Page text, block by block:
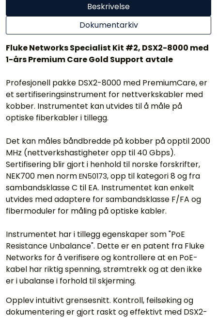
Beskrivelse
Dokumentarkiv
Fluke Networks Specialist Kit #2, DSX2-8000 med
1-års Premium Care Gold Support avtale
Profesjonell pakke DSX2-8000 med PremiumCare, er
et sertifiseringsinstrument for nettverkskabler med
kobber. Instrumentet kan utvides til å måle på
optiske fiberkabler i tillegg.
Det kan måles båndbredde på kobber på opptil 2000
MHz (nettverkshastigheter opp til 40 Gbps).
Sertifisering blir gjort i henhold til norske forskrifter,
NEK700 men norm EN50173, opp til kategori 8 og fra
sambandsklasse C til EA. Instrumentet kan enkelt
utvides med adaptere for sambandsklasse F/FA og
fibermoduler for måling på optiske kabler.
Instrumentet har i tillegg egenskaper som "PoE
Resistance Unbalance". Dette er en patent fra Fluke
Networks for å verifisere og kontrollere at en PoE-
kabel har riktig spenning, strømtrekk og at den ikke
er i ubalanse i forhold til skjerming.
Opplev intuitivt grensesnitt. Kontroll, feilsøking og
dokumentering er gjort raskt og effektivt med DSX2-